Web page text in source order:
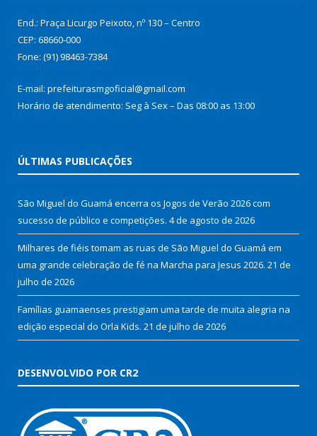
End.: Praça Licurgo Peixoto, nº 130 – Centro
CEP: 68660-000
Fone: (91) 98463-7384
E-mail: prefeiturasmgoficial@gmail.com
Horário de atendimento: Seg à Sex – Das 08:00 as 13:00
ÚLTIMAS PUBLICAÇÕES
São Miguel do Guamá encerra os Jogos de Verão 2026 com
sucesso de público e competições. 4 de agosto de 2026
Milhares de fiéis tomam as ruas de São Miguel do Guamá em
uma grande celebração de fé na Marcha para Jesus 2026. 21 de
julho de 2026
Famílias guamaenses prestigiam uma tarde de muita alegria na
edição especial do Orla Kids. 21 de julho de 2026
DESENVOLVIDO POR CR2